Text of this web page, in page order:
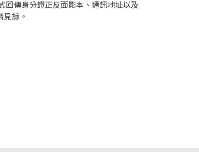
回傳身分證正反面影本、通訊地址以及
諒。